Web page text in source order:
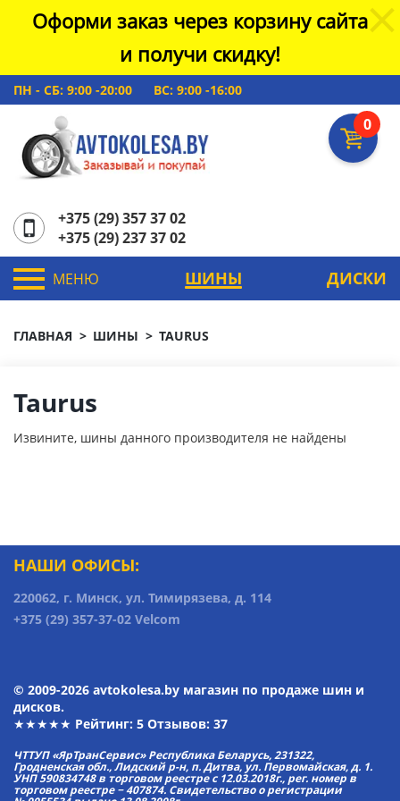
Оформи заказ через корзину сайта
и получи скидку!
ПН - СБ: 9:00 -20:00 ВС: 9:00 -16:00
0
+375 (29) 357 37 02
+375 (29) 237 37 02
МЕНЮ ШИНЫ ДИСКИ
ГЛАВНАЯ ШИНЫ TAURUS
Taurus
Извините, шины данного производителя не найдены
НАШИ ОФИСЫ:
220062, г. Минск, ул. Тимирязева, д. 114
+375 (29) 357-37-02 Velcom
© 2009-2026 avtokolesa.by магазин по продаже шин и
дисков.
★★★★★ Рейтинг: 5 Отзывов: 37
ЧТТУП «ЯрТранСервис» Республика Беларусь, 231322,
Гродненская обл., Лидский р-н, п. Дитва, ул. Первомайская, д. 1.
УНП 590834748 в торговом реестре с 12.03.2018г., рег. номер в
торговом реестре − 407874. Свидетельство о регистрации